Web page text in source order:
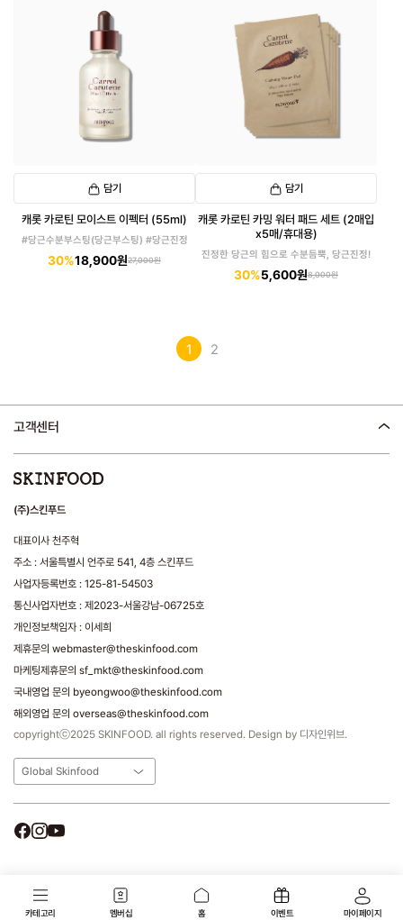
담기
캐롯 카로틴 모이스트 이펙터 (55ml)
#당근수분부스팅(당근부스팅) #당근진정
30%18,900원27,000원
담기
캐롯 카로틴 카밍 워터 패드 세트 (2매입
x5매/휴대용)
진정한 당근의 힘으로 수분듬뿍, 당근진정!
30%5,600원8,000원
1 2
고객센터
(주)스킨푸드
대표이사 천주혁
주소 : 서울특별시 언주로 541, 4층 스킨푸드
사업자등록번호 : 125-81-54503
통신사업자번호 : 제2023-서울강남-06725호
개인정보책임자 : 이세희
제휴문의 webmaster@theskinfood.com
마케팅제휴문의 sf_mkt@theskinfood.com
국내영업 문의 byeongwoo@theskinfood.com
해외영업 문의 overseas@theskinfood.com
copyrightⓒ2025 SKINFOOD. all rights reserved. Design by 디자인위브.
Global Skinfood
카테고리 멤버십 홈 이벤트 마이페이지